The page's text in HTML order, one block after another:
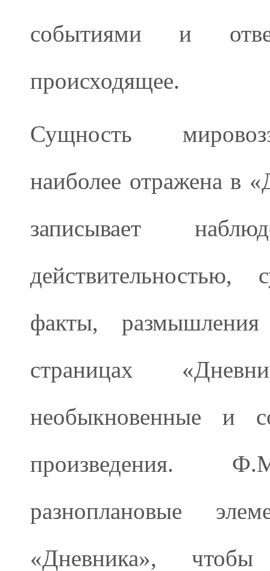
событиями и
происходящее.
Сущность
наиболее отражена в
записывает
действительностью,
факты,
страницах
необыкновенные и
произведения.
разноплановые
«Дневника»,